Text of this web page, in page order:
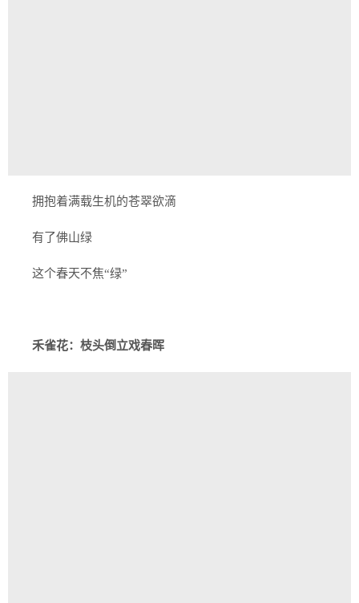
拥抱着满载生机的苍翠欲滴
有了佛山绿
这个春天不焦“绿”
禾雀花：枝头倒立戏春晖